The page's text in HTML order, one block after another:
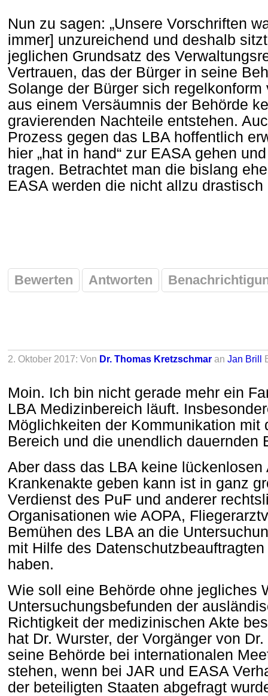
Nun zu sagen: „Unsere Vorschriften
immer] unzureichend und deshalb
jeglichen Grundsatz des
Vertrauen, das der Bürger in seine
Solange der Bürger sich
aus einem Versäumnis der Behörde
gravierenden Nachteile entstehen.
Prozess gegen das LBA hoffentlich
hier „hat in hand“ zur EASA gehen
tragen. Betrachtet man die bislang
EASA werden die nicht allzu
Bewerten Antworten
2. Oktober 2017: Von Dr. Thomas Kretzschmar an Jan Brill
Moin. Ich bin nicht gerade mehr ein
LBA Medizinbereich läuft.
Möglichkeiten der Kommunikation mit
Bereich und die unendlich dauernden
Aber dass das LBA keine lückenlosen
Krankenakte geben kann ist in ganz
Verdienst des PuF und anderer
Organisationen wie AOPA,
Bemühen des LBA an die
mit Hilfe des
haben.
Wie soll eine Behörde ohne jegliches
Untersuchungsbefunden der
Richtigkeit der medizinischen Akte
hat Dr. Wurster, der Vorgänger von
seine Behörde bei internationalen
stehen, wenn bei JAR und EASA
der beteiligten Staaten abgefragt